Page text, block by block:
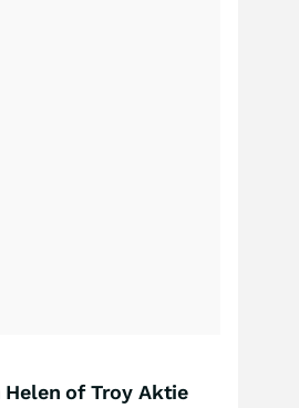
Helen of Troy Aktie